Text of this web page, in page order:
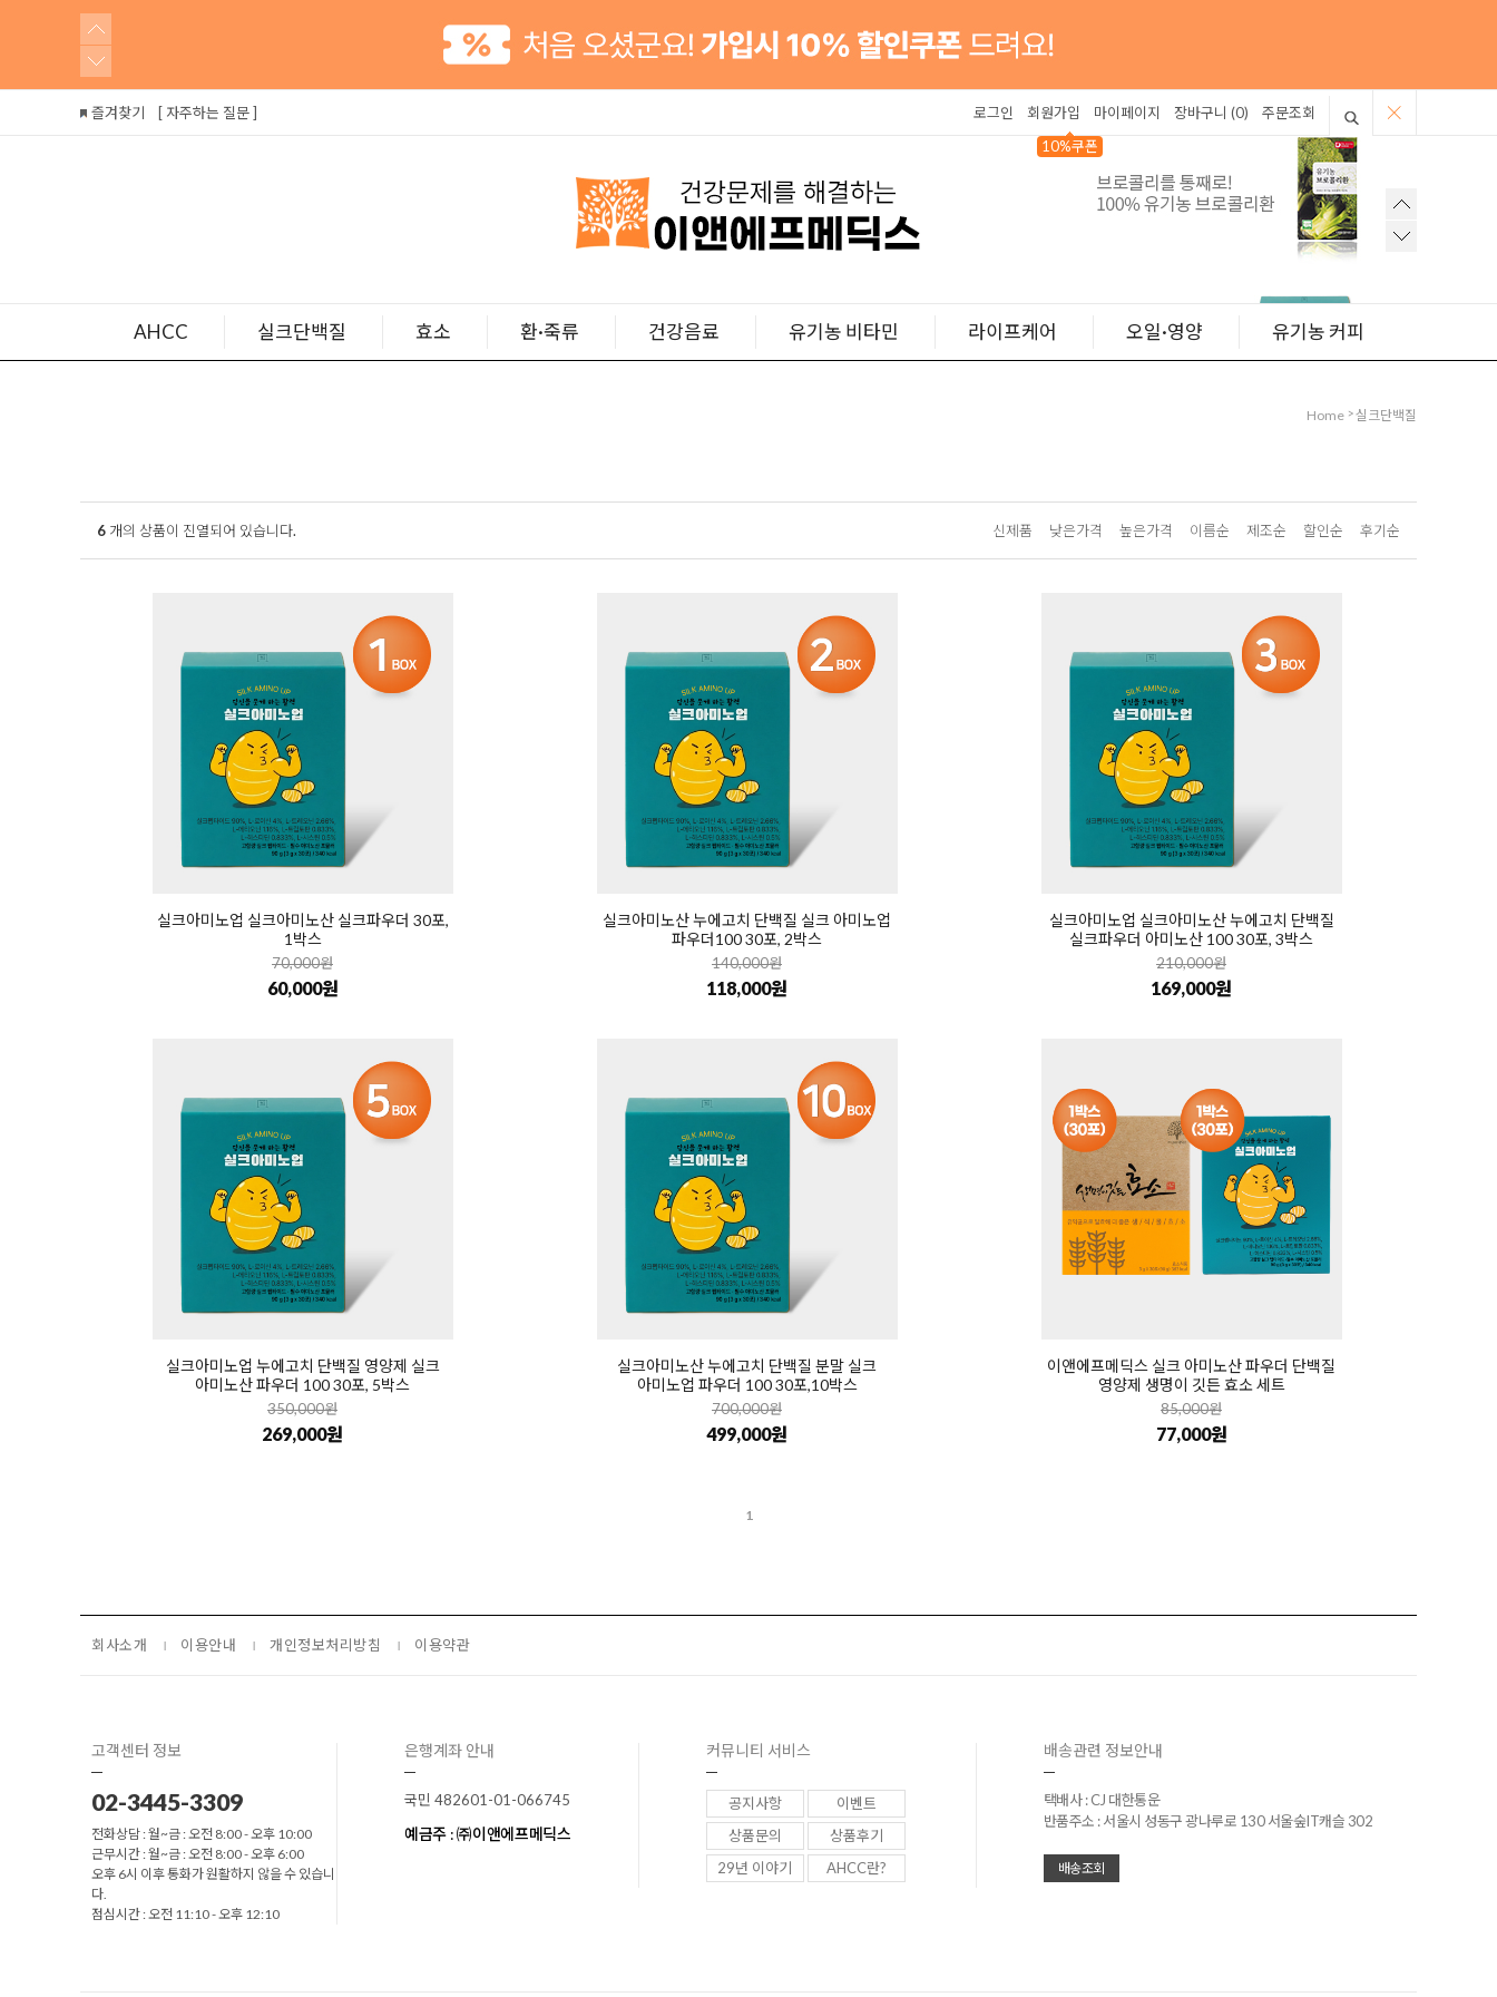
즐겨찾기 [ 자주하는 질문 ] 로그인
회원가입
10%쿠폰
마이페이지 장바구니 (0) 주문조회
AHCC 실크단백질 효소 환·죽류 건강음료 유기농 비타민 라이프케어 오일·영양 유기농 커피
Home >실크단백질
6 개의 상품이 진열되어 있습니다. 신제품 낮은가격 높은가격 이름순 제조순 할인순 후기순
실크아미노업 실크아미노산 실크파우더 30포,
1박스
70,000원
60,000원
실크아미노산 누에고치 단백질 실크 아미노업
파우더100 30포, 2박스
140,000원
118,000원
실크아미노업 실크아미노산 누에고치 단백질
실크파우더 아미노산 100 30포, 3박스
210,000원
169,000원
실크아미노업 누에고치 단백질 영양제 실크
아미노산 파우더 100 30포, 5박스
350,000원
269,000원
실크아미노산 누에고치 단백질 분말 실크
아미노업 파우더 100 30포,10박스
700,000원
499,000원
이앤에프메딕스 실크 아미노산 파우더 단백질
영양제 생명이 깃든 효소 세트
85,000원
77,000원
1
회사소개 이용안내 개인정보처리방침 이용약관
고객센터 정보
02-3445-3309
전화상담 : 월~금 : 오전 8:00 - 오후 10:00
근무시간 : 월~금 : 오전 8:00 - 오후 6:00
오후 6시 이후 통화가 원활하지 않을 수 있습니
다.
점심시간 : 오전 11:10 - 오후 12:10
은행계좌 안내
국민 482601-01-066745
예금주 : ㈜이앤에프메딕스
커뮤니티 서비스
공지사항
이벤트
상품문의
상품후기
29년 이야기
AHCC란?
배송관련 정보안내
택배사 : CJ 대한통운
반품주소 : 서울시 성동구 광나루로 130 서울숲IT캐슬 302
배송조회